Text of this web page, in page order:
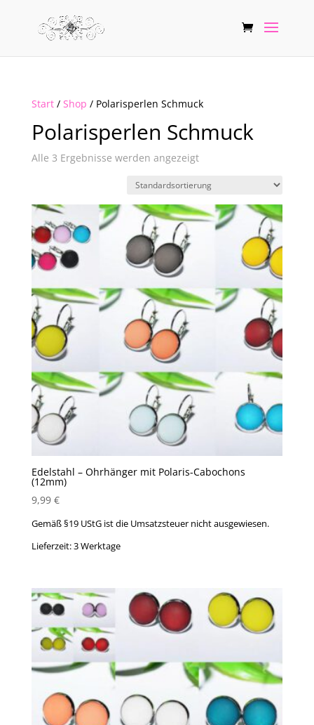
Start/ Shop / Polarisperlen Schmuck
Polarisperlen Schmuck
Alle 3 Ergebnisse werden angezeigt
Edelstahl – Ohrhänger mit Polaris-Cabochons
(12mm)
9,99 €
Gemäß §19 UStG ist die Umsatzsteuer nicht ausgewiesen.
Lieferzeit:3 Werktage